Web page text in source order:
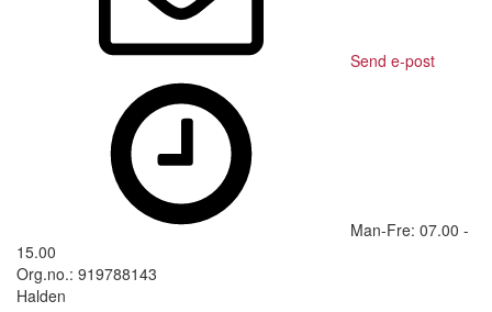
Send e-post
Man-Fre: 07.00 -
15.00
Org.no.: 919788143
Halden